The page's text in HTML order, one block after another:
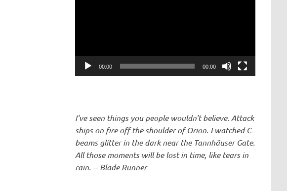
00:00 00:00
I've seen things you people wouldn't believe. Attack
ships on fire off the shoulder of Orion. I watched C-
beams glitter in the dark near the Tannhäuser Gate.
All those moments will be lost in time, like tears in
rain. -- Blade Runner